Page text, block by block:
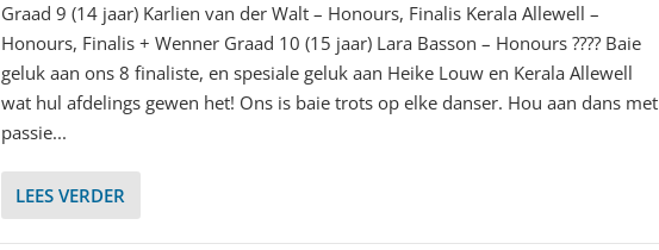
Graad 9 (14 jaar) Karlien van der Walt – Honours, Finalis Kerala Allewell –
Honours, Finalis + Wenner Graad 10 (15 jaar) Lara Basson – Honours ???? Baie
geluk aan ons 8 finaliste, en spesiale geluk aan Heike Louw en Kerala Allewell
wat hul afdelings gewen het! Ons is baie trots op elke danser. Hou aan dans met
passie...
LEES VERDER